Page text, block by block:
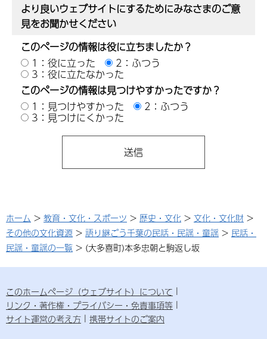
より良いウェブサイトにするためにみなさまのご意
見をお聞かせください
このページの情報は役に立ちましたか？
1：役に立った
2：ふつう
3：役に立たなかった
このページの情報は見つけやすかったですか？
1：見つけやすかった
2：ふつう
3：見つけにくかった
ホーム > 教育・文化・スポーツ > 歴史・文化 > 文化・文化財 >
その他の文化資源 > 語り継ごう千葉の民話・民謡・童謡 > 民話・
民謡・童謡の一覧 > (大多喜町)本多忠朝と駒返し坂
このホームページ（ウェブサイト）について
リンク・著作権・プライバシー・免責事項等
サイト運営の考え方
携帯サイトのご案内